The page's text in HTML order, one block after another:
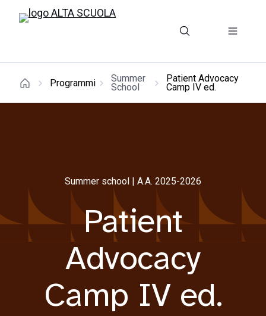
Programmi Summer
School
Patient Advocacy
Camp IV ed.
Summer school | A.A. 2025-2026
Patient
Advocacy
Camp IV ed.